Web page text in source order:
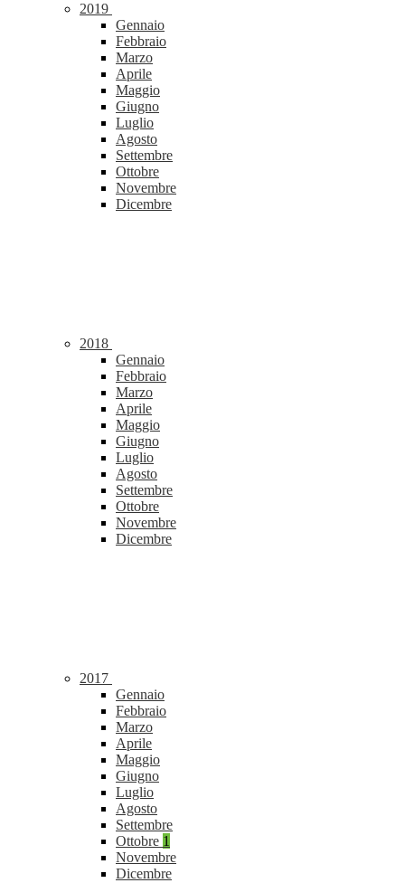
2019
Gennaio
Febbraio
Marzo
Aprile
Maggio
Giugno
Luglio
Agosto
Settembre
Ottobre
Novembre
Dicembre
2018
Gennaio
Febbraio
Marzo
Aprile
Maggio
Giugno
Luglio
Agosto
Settembre
Ottobre
Novembre
Dicembre
2017
Gennaio
Febbraio
Marzo
Aprile
Maggio
Giugno
Luglio
Agosto
Settembre
Ottobre 1
Novembre
Dicembre